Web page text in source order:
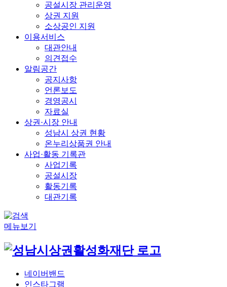
공설시장 관리운영
상권 지원
소상공인 지원
이용서비스
대관안내
의견접수
알림공간
공지사항
언론보도
경영공시
자료실
상권·시장 안내
성남시 상권 현황
온누리상품권 안내
사업·활동 기록관
사업기록
공설시장
활동기록
대관기록
메뉴보기
네이버밴드
인스타그램